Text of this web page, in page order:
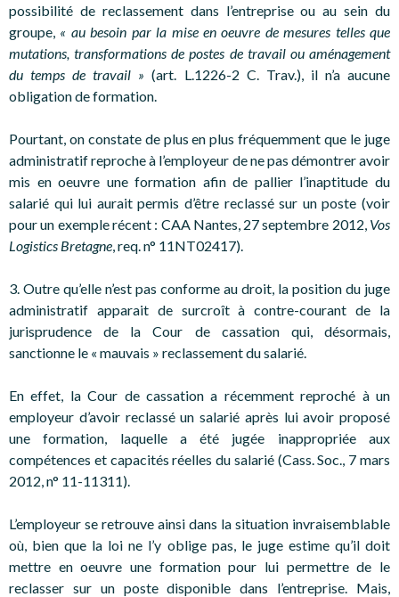
possibilité de reclassement dans l’entreprise ou au sein du
groupe, « au besoin par la mise en oeuvre de mesures telles que
mutations, transformations de postes de travail ou aménagement
du temps de travail »(art. L.1226-2 C. Trav.), il n’a aucune
obligation de formation.
Pourtant, on constate de plus en plus fréquemment que le juge
administratif reproche à l’employeur de ne pas démontrer avoir
mis en oeuvre une formation afin de pallier l’inaptitude du
salarié qui lui aurait permis d’être reclassé sur un poste (voir
pour un exemple récent : CAA Nantes, 27 septembre 2012, Vos
Logistics Bretagne, req. n° 11NT02417).
3. Outre qu’elle n’est pas conforme au droit, la position du juge
administratif apparait de surcroît à contre-courant de la
jurisprudence de la Cour de cassation qui, désormais,
sanctionne le « mauvais » reclassement du salarié.
En effet, la Cour de cassation a récemment reproché à un
employeur d’avoir reclassé un salarié après lui avoir proposé
une formation, laquelle a été jugée inappropriée aux
compétences et capacités réelles du salarié (Cass. Soc., 7 mars
2012, n° 11-11311).
L’employeur se retrouve ainsi dans la situation invraisemblable
où, bien que la loi ne l’y oblige pas, le juge estime qu’il doit
mettre en oeuvre une formation pour lui permettre de le
reclasser sur un poste disponible dans l’entreprise. Mais,